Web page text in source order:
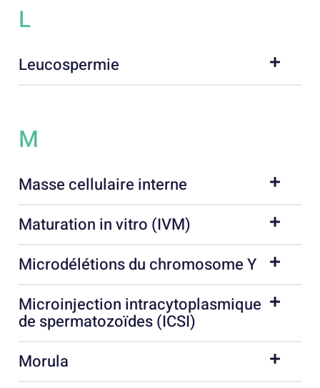
L
Leucospermie
M
Masse cellulaire interne
Maturation in vitro (IVM)
Microdélétions du chromosome Y
Microinjection intracytoplasmique
de spermatozoïdes (ICSI)
Morula